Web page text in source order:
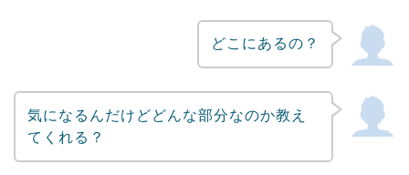
どこにあるの？
気になるんだけどどんな部分なのか教え
てくれる？